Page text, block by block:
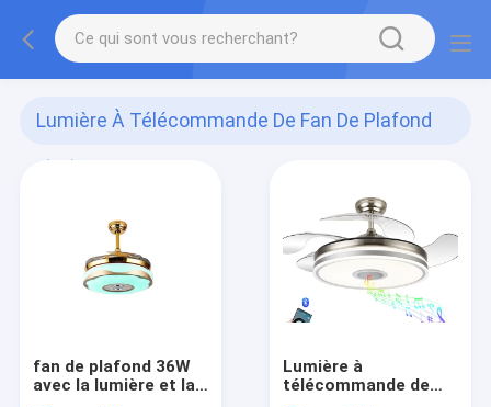
Lumière À Télécommande De Fan De Plafond
fan de plafond 36W
avec la lumière et la
Lumière à
télécommande de